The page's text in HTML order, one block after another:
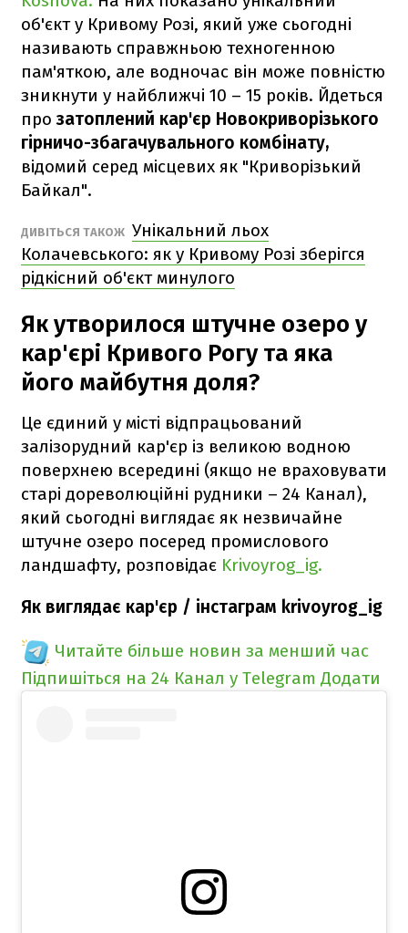
об'єкт у Кривому Розі, який уже сьогодні
називають справжньою техногенною
пам'яткою, але водночас він може повністю
зникнути у найближчі 10 – 15 років. Йдеться
прозатоплений кар'єр Новокриворізького
гірничо-збагачувального комбінату,
відомий серед місцевих як "Криворізький
Байкал".
ДИВІТЬСЯ ТАКОЖ Унікальний льох
Колачевського: як у Кривому Розі зберігся
рідкісний об'єкт минулого
Як утворилося штучне озеро у
кар'єрі Кривого Рогу та яка
його майбутня доля?
Це єдиний у місті відпрацьований
залізорудний кар'єр із великою водною
поверхнею всередині (якщо не враховувати
старі дореволюційні рудники – 24 Канал),
який сьогодні виглядає як незвичайне
штучне озеро посеред промислового
ландшафту, розповідає Krivoyrog_ig.
Як виглядає кар'єр / інстаграм krivoyrog_ig
Читайте більше новин за менший час
Підпишіться на 24 Канал у Telegram Додати